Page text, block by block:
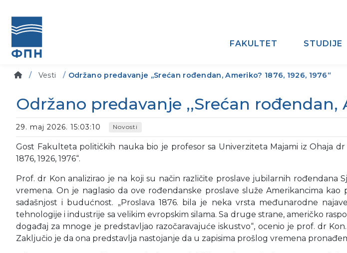
FAKULTET STUDIJE
Vesti Održano predavanje ,,Srećan rođendan, Ameriko? 1876, 1926, 1976“
Održano predavanje ,,Srećan rođendan,
29. maj 2026. 15:03:10 Novosti
Gost Fakulteta političkih nauka bio je profesor sa Univerziteta Majami iz Ohaja
1876, 1926, 1976“.
Prof. dr Kon analizirao je na koji su način različite proslave jubilarnih
vremena. On je naglasio da ove rođendanske proslave služe Amerikancima
sadašnjost i budućnost. „Proslava 1876. bila je neka vrsta međunarodne
tehnologije i industrije sa velikim evropskim silama. Sa druge strane, američko
događaj za mnoge je predstavljao razočaravajuće iskustvo“, ocenio je prof. dr
Zaključio je da ona predstavlja nastojanje da u zapisima prošlog vremena